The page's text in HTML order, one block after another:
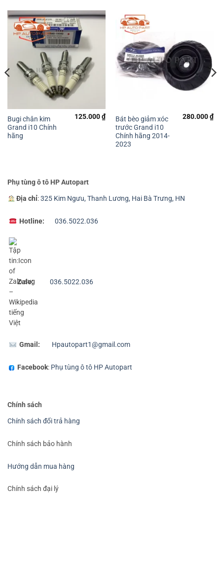
Bugi chân kim
Grand i10 Chính
hãng
125.000₫
Bát bèo giảm xóc
trước Grand i10
Chính hãng 2014-
2023
280.000₫
Phụ tùng ô tô HP Autopart
Địa chỉ:325 Kim Ngưu, Thanh Lương, Hai Bà Trưng, HN
Hotline: 036.5022.036
Zalo: 036.5022.036
Gmail: Hpautopart1@gmail.com
Facebook: Phụ tùng ô tô HP Autopart
Chính sách
Chính sách đổi trả hàng
Chính sách bảo hành
Hướng dẫn mua hàng
Chính sách đại lý